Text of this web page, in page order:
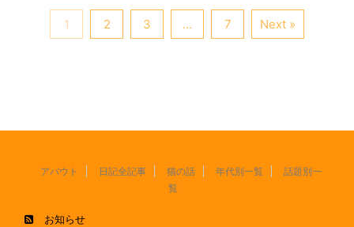
1 2 3 … 7 Next »
アバウト 日記全記事 猫の話 年代別一覧
話題別一
覧
お知らせ